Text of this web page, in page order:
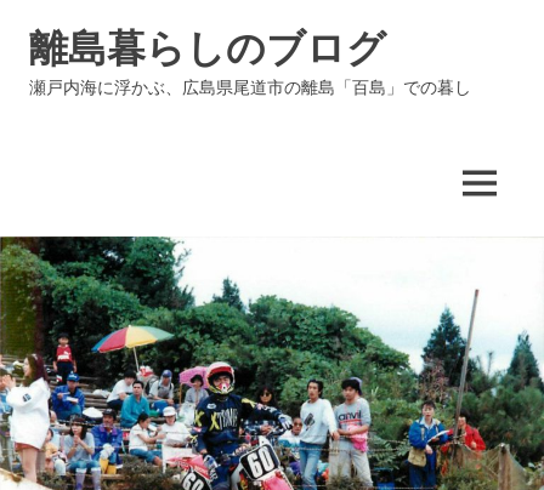
ッ
プ
離島暮らしのブログ
瀬戸内海に浮かぶ、広島県尾道市の離島「百島」での暮し
MENU